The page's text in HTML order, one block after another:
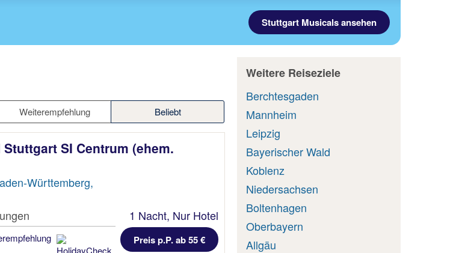
Stuttgart Musicals ansehen
Weiterempfehlung Beliebt
Stuttgart SI Centrum (ehem.
Württemberg,
1 Nacht, Nur Hotel
Preis p.P. ab 55 €
Weitere Reiseziele
Berchtesgaden
Mannheim
Leipzig
Bayerischer Wald
Koblenz
Niedersachsen
Boltenhagen
Oberbayern
Allgäu